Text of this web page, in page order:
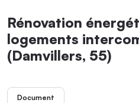
Rénovation
logements
(Damvillers, 55)
Document